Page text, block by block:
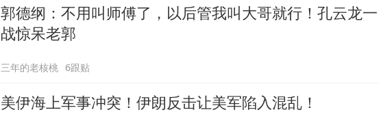
郭德纲：不用叫师傅了，以后管我叫大哥就行！孔云龙一
战惊呆老郭
三年的老核桃 6跟贴
美伊海上军事冲突！伊朗反击让美军陷入混乱！